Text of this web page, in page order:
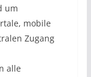
um
mobile
Zugang
alle